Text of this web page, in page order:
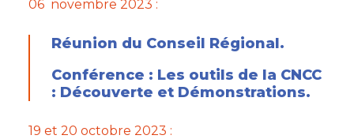
06 novembre 2023 :
Réunion du Conseil Régional.
Conférence : Les outils de la CNCC
: Découverte et Démonstrations.
19 et 20 octobre 2023 :